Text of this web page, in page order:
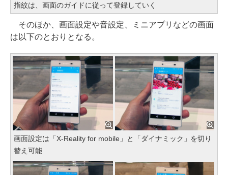
指紋は、画面のガイドに従って登録していく
そのほか、画面設定や音設定、ミニアプリなどの画面
は以下のとおりとなる。
画面設定は「X-Reality for mobile」と「ダイナミック」を切り
替え可能